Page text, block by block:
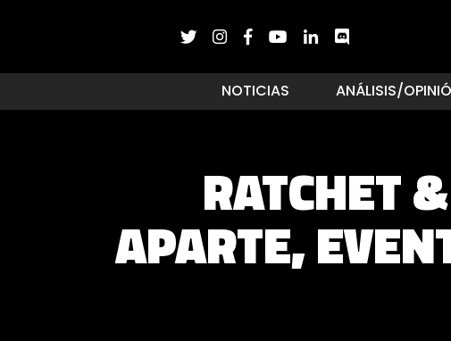
NOTICIAS ANÁLISIS/
RATCHET
APARTE,